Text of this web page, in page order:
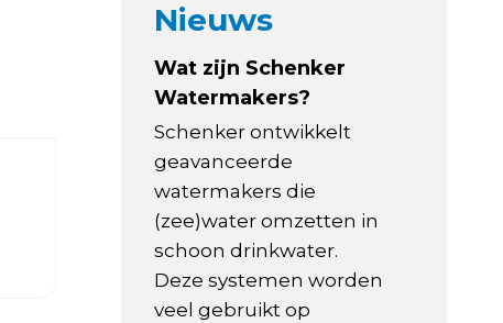
Nieuws
Wat zijn Schenker
Watermakers?
Schenker ontwikkelt
geavanceerde
watermakers die
(zee)water omzetten in
schoon drinkwater.
Deze systemen worden
veel gebruikt op